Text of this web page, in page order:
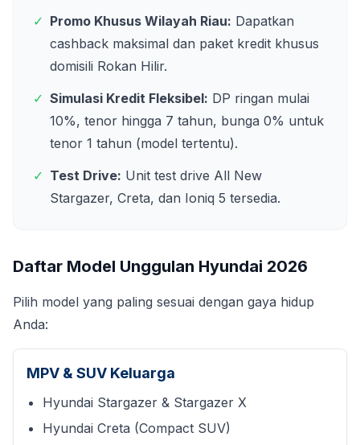
✓ Promo Khusus Wilayah Riau: Dapatkan
cashback maksimal dan paket kredit khusus
domisili Rokan Hilir.
✓ Simulasi Kredit Fleksibel: DP ringan mulai
10%, tenor hingga 7 tahun, bunga 0% untuk
tenor 1 tahun (model tertentu).
✓ Test Drive: Unit test drive All New
Stargazer, Creta, dan Ioniq 5 tersedia.
Daftar Model Unggulan Hyundai 2026
Pilih model yang paling sesuai dengan gaya hidup
Anda:
MPV & SUV Keluarga
Hyundai Stargazer & Stargazer X
Hyundai Creta (Compact SUV)